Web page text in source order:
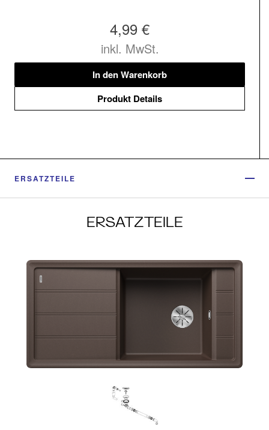
4,99 €
inkl. MwSt.
In den Warenkorb
Produkt Details
ERSATZTEILE
ERSATZTEILE